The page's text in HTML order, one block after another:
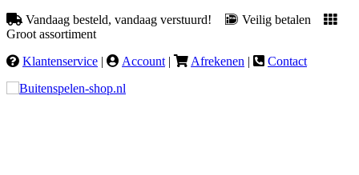
Vandaag besteld, vandaag verstuurd!
Veilig betalen
Groot assortiment
Klantenservice | Account | Afrekenen | Contact